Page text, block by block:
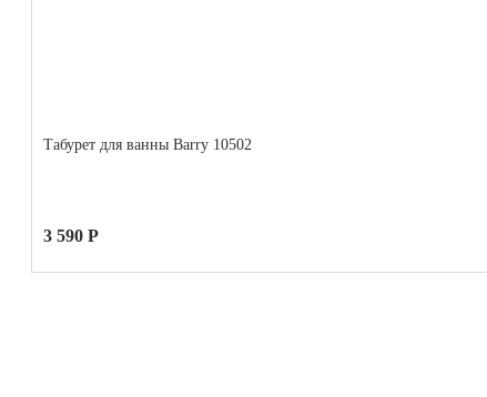
Табурет для ванны Barry 10502
3 590 Р